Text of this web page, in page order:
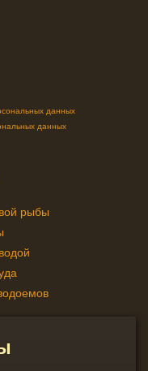
данных
данных
рыбы